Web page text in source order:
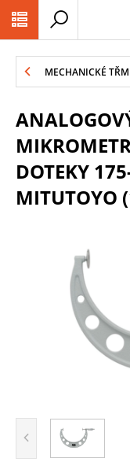
MECHANICKÉ
DOTEKY
MITUTOYO